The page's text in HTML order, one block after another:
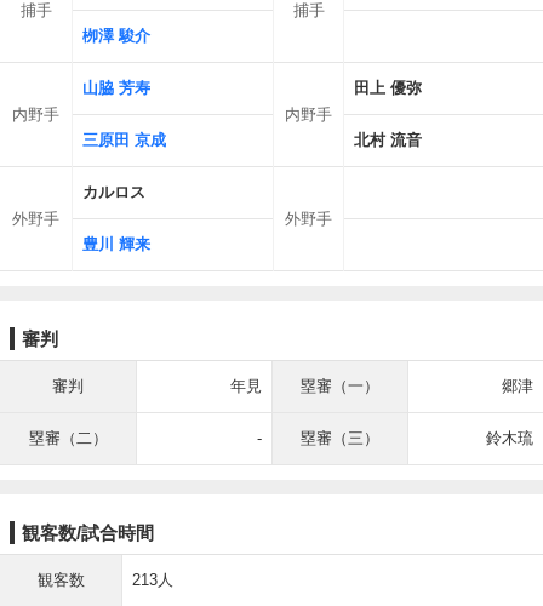
捕手
捕手
栁澤 駿介
内野手
山脇 芳寿
内野手
田上 優弥
三原田 京成 北村 流音
外野手
カルロス
外野手
豊川 輝来
審判
審判 年見 塁審（一） 郷津
塁審（二） - 塁審（三） 鈴木琉
観客数/試合時間
観客数 213人